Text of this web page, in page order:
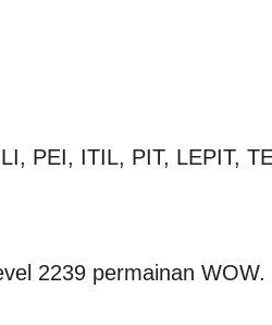
PEI, ITIL, PIT, LEPIT,
2239 permainan WOW.